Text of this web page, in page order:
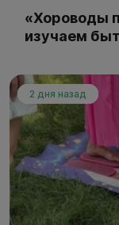
«Хороводы
изучаем
2 дня назад